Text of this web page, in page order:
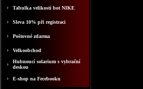
Tabulka velikosti bot NIKE
Sleva 10% při registraci
Poštovné zdarma
Velkoobchod
Hubnoucí solarium s vybrační
deskou
E-shop na Fecebooku